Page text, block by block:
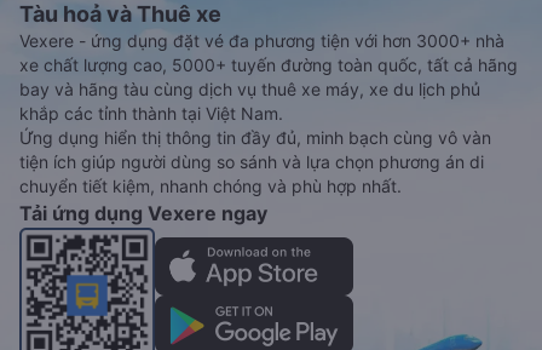
Tàu hoả và Thuê xe
Vexere - ứng dụng đặt vé đa phương tiện với hơn 3000+ nhà
xe chất lượng cao, 5000+ tuyến đường toàn quốc, tất cả hãng
bay và hãng tàu cùng dịch vụ thuê xe máy, xe du lịch phủ
khắp các tỉnh thành tại Việt Nam.
Ứng dụng hiển thị thông tin đầy đủ, minh bạch cùng vô vàn
tiện ích giúp người dùng so sánh và lựa chọn phương án di
chuyển tiết kiệm, nhanh chóng và phù hợp nhất.
Tải ứng dụng Vexere ngay